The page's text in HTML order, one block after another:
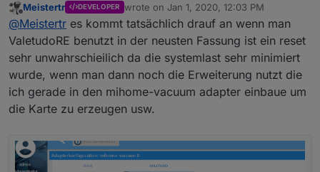
mit shortcut auf dem Bildschirm)
Die Mihome app geht dann nicht mehr, da sämtlicher
Datenverkehr zur außenwelt abgeschnitten wird
(china bekommt mix mehr von dir)
zu2. Nein natürlich nicht. Er merkt dass er nicht nach
Hause kann und bleibt bei dem Ausgangspunkt
wieder stehen
Offline
Meistertr DEVELOPER wrote on Jan 1, 2020, 12:03 PM
last edited by
@Meistertr es kommt tatsächlich drauf an wenn man
ValetudoRE benutzt in der neusten Fassung ist ein reset
sehr unwahrschieilich da die systemlast sehr minimiert
wurde, wenn man dann noch die Erweiterung nutzt die
ich gerade in den mihome-vacuum adapter einbaue um
die Karte zu erzeugen usw.